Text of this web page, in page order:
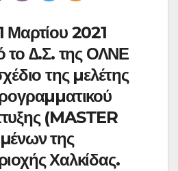
Μαρτίου 2021
το ∆.Σ. της ΟΛΝΕ
της µελέτης
(MASTER
της
Χαλκίδας.